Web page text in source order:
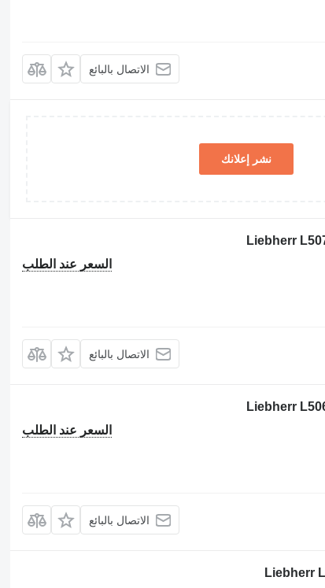
الاتصال بالبائع
نشر إعلانك
السعر عند الطلب
الاتصال بالبائع
السعر عند الطلب
الاتصال بالبائع